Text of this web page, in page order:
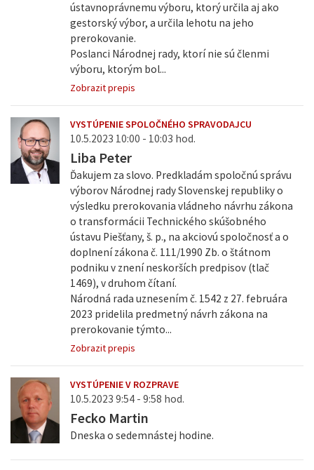
ústavnoprávnemu výboru, ktorý určila aj ako
gestorský výbor, a určila lehotu na jeho
prerokovanie.
Poslanci Národnej rady, ktorí nie sú členmi
výboru, ktorým bol...
Zobrazit prepis
VYSTÚPENIE SPOLOČNÉHO SPRAVODAJCU
10.5.2023 10:00 - 10:03 hod.
Liba Peter
Ďakujem za slovo. Predkladám spoločnú správu
výborov Národnej rady Slovenskej republiky o
výsledku prerokovania vládneho návrhu zákona
o transformácii Technického skúšobného
ústavu Piešťany, š. p., na akciovú spoločnosť a o
doplnení zákona č. 111/1990 Zb. o štátnom
podniku v znení neskorších predpisov (tlač
1469), v druhom čítaní.
Národná rada uznesením č. 1542 z 27. februára
2023 pridelila predmetný návrh zákona na
prerokovanie týmto...
Zobrazit prepis
VYSTÚPENIE V ROZPRAVE
10.5.2023 9:54 - 9:58 hod.
Fecko Martin
Dneska o sedemnástej hodine.